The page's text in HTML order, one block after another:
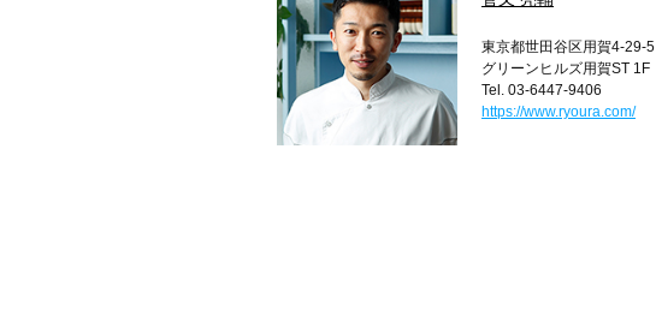
東京都世田谷区用賀4-29-5
グリーンヒルズ用賀ST 1F
Tel. 03-6447-9406
https://www.ryoura.com/